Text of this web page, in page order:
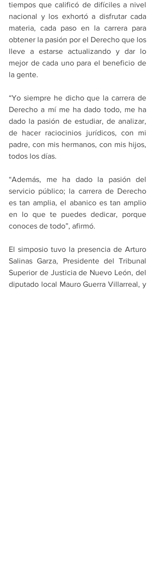
tiempos que calificó de difíciles a nivel
nacional y los exhortó a disfrutar cada
materia, cada paso en la carrera para
obtener la pasión por el Derecho que los
lleve a estarse actualizando y dar lo
mejor de cada uno para el beneficio de
la gente.
“Yo siempre he dicho que la carrera de
Derecho a mí me ha dado todo, me ha
dado la pasión de estudiar, de analizar,
de hacer raciocinios jurídicos, con mi
padre, con mis hermanos, con mis hijos,
todos los días.
“Además, me ha dado la pasión del
servicio público; la carrera de Derecho
es tan amplia, el abanico es tan amplio
en lo que te puedes dedicar, porque
conoces de todo”, afirmó.
El simposio tuvo la presencia de Arturo
Salinas Garza, Presidente del Tribunal
Superior de Justicia de Nuevo León, del
diputado local Mauro Guerra Villarreal, y